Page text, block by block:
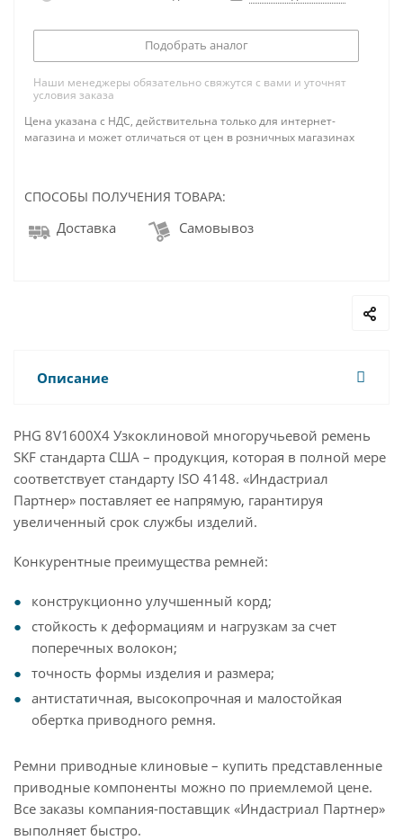
Подобрать аналог
Наши менеджеры обязательно свяжутся с вами и уточнят
условия заказа
Цена указана с НДС, действительна только для интернет-
магазина и может отличаться от цен в розничных магазинах
СПОСОБЫ ПОЛУЧЕНИЯ ТОВАРА:
Доставка Самовывоз
Описание
PHG 8V1600X4 Узкоклиновой многоручьевой ремень
SKF стандарта США – продукция, которая в полной мере
соответствует стандарту ISO 4148. «Индастриал
Партнер» поставляет ее напрямую, гарантируя
увеличенный срок службы изделий.
Конкурентные преимущества ремней:
конструкционно улучшенный корд;
стойкость к деформациям и нагрузкам за счет
поперечных волокон;
точность формы изделия и размера;
антистатичная, высокопрочная и малостойкая
обертка приводного ремня.
Ремни приводные клиновые – купить представленные
приводные компоненты можно по приемлемой цене.
Все заказы компания-поставщик «Индастриал Партнер»
выполняет быстро.